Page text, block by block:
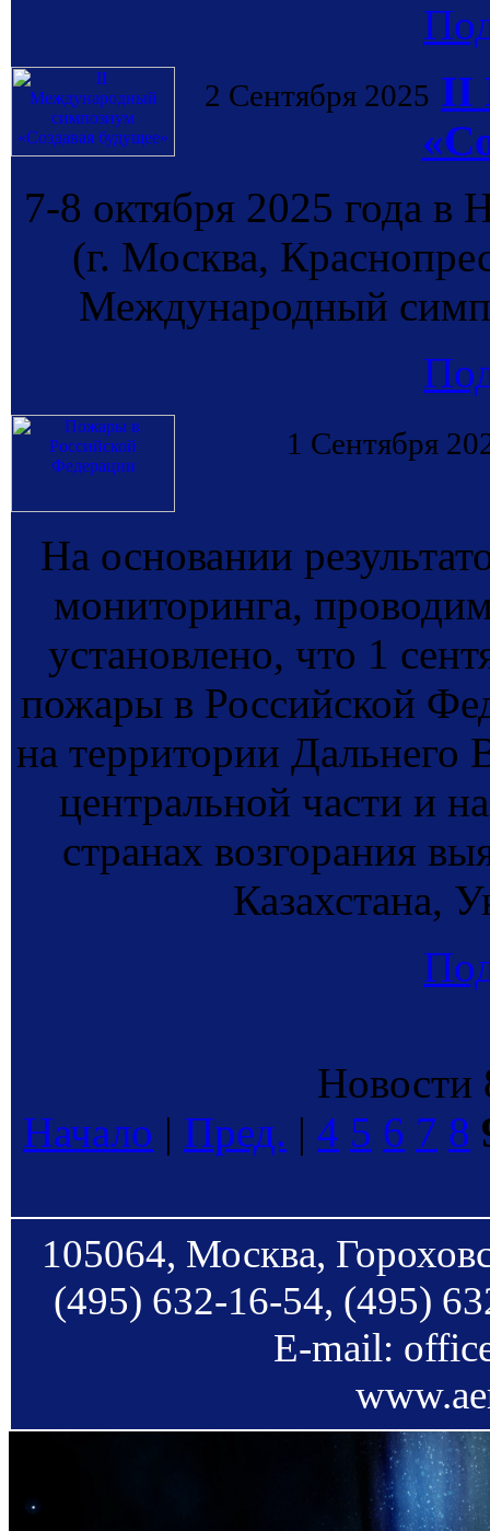
2 Сентября 2025 II
7-8 октября 2025 года в
(г. Москва,
Международный
1 Сентября
На основании
мониторинга,
установлено, что 1
пожары в Российской
на территории
центральной части и
странах возгорания
Казахстана,
Новости
Начало | Пред. | 4 5 6 7 8
105064, Москва,
(495) 632-16-54, (495)
E-mail: